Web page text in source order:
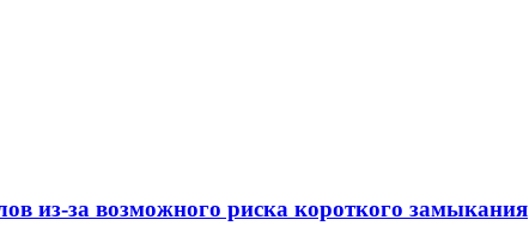
из-за возможного риска короткого замыкания